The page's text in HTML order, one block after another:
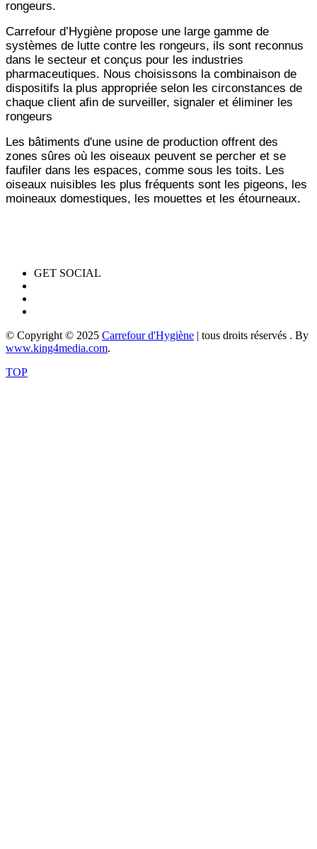
rongeurs.
Carrefour d’Hygiène propose une large gamme de
systèmes de lutte contre les rongeurs, ils sont reconnus
dans le secteur et conçus pour les industries
pharmaceutiques. Nous choisissons la combinaison de
dispositifs la plus appropriée selon les circonstances de
chaque client afin de surveiller, signaler et éliminer les
rongeurs
Les bâtiments d'une usine de production offrent des
zones sûres où les oiseaux peuvent se percher et se
faufiler dans les espaces, comme sous les toits. Les
oiseaux nuisibles les plus fréquents sont les pigeons, les
moineaux domestiques, les mouettes et les étourneaux.
GET SOCIAL
© Copyright © 2025 Carrefour d'Hygiène | tous droits réservés . By
www.king4media.com.
TOP